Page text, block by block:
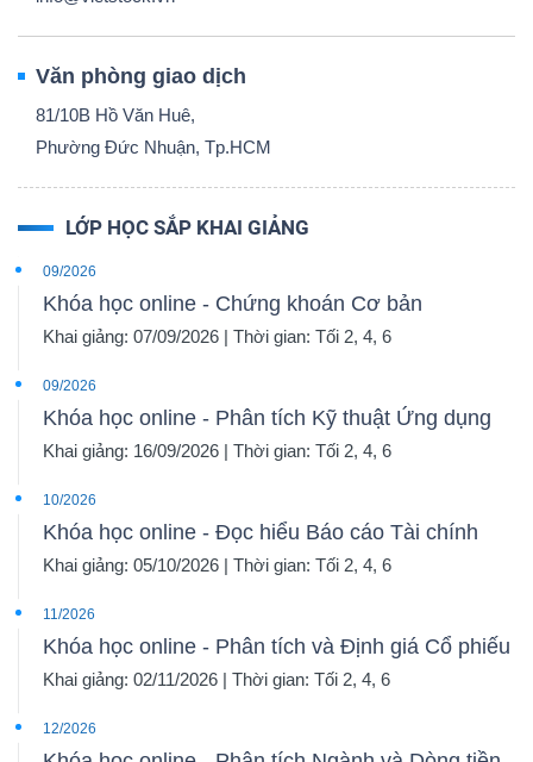
Văn phòng giao dịch
81/10B Hồ Văn Huê,
Phường Đức Nhuận, Tp.HCM
LỚP HỌC SẮP KHAI GIẢNG
09/2026
Khóa học online - Chứng khoán Cơ bản
Khai giảng: 07/09/2026 | Thời gian: Tối 2, 4, 6
09/2026
Khóa học online - Phân tích Kỹ thuật Ứng dụng
Khai giảng: 16/09/2026 | Thời gian: Tối 2, 4, 6
10/2026
Khóa học online - Đọc hiểu Báo cáo Tài chính
Khai giảng: 05/10/2026 | Thời gian: Tối 2, 4, 6
11/2026
Khóa học online - Phân tích và Định giá Cổ phiếu
Khai giảng: 02/11/2026 | Thời gian: Tối 2, 4, 6
12/2026